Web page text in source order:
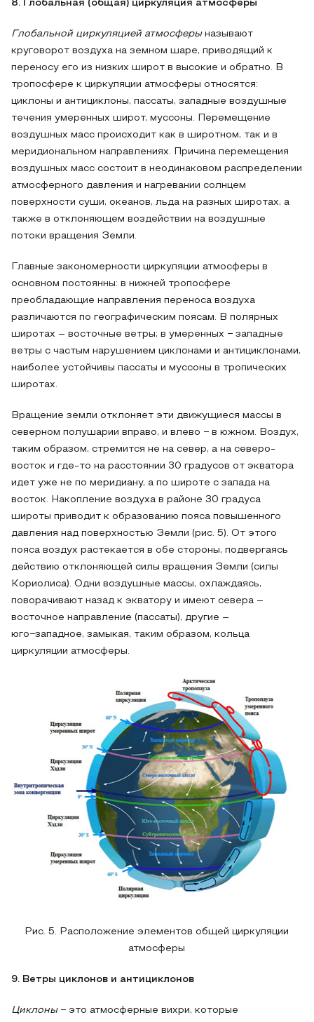
8. Глобальная (общая) циркуляция атмосферы
Глобальной циркуляцией атмосферыназывают
круговорот воздуха на земном шаре, приводящий к
переносу его из низких широт в высокие и обратно. В
тропосфере к циркуляции атмосферы относятся:
циклоны и антициклоны, пассаты, западные воздушные
течения умеренных широт, муссоны. Перемещение
воздушных масс происходит как в широтном, так и в
меридиональном направлениях. Причина перемещения
воздушных масс состоит в неодинаковом распределении
атмосферного давления и нагревании солнцем
поверхности суши, океанов, льда на разных широтах, а
также в отклоняющем воздействии на воздушные
потоки вращения Земли.
Главные закономерности циркуляции атмосферы в
основном постоянны: в нижней тропосфере
преобладающие направления переноса воздуха
различаются по географическим поясам. В полярных
широтах – восточные ветры; в умеренных − западные
ветры с частым нарушением циклонами и антициклонами,
наиболее устойчивы пассаты и муссоны в тропических
широтах.
Вращение земли отклоняет эти движущиеся массы в
северном полушарии вправо, и влево − в южном. Воздух,
таким образом, стремится не на север, а на северо-
восток и где-то на расстоянии 30 градусов от экватора
идет уже не по меридиану, а по широте с запада на
восток. Накопление воздуха в районе 30 градуса
широты приводит к образованию пояса повышенного
давления над поверхностью Земли (рис. 5). От этого
пояса воздух растекается в обе стороны, подвергаясь
действию отклоняющей силы вращения Земли (силы
Кориолиса). Одни воздушные массы, охлаждаясь,
поворачивают назад к экватору и имеют севера –
восточное направление (пассаты), другие –
юго−западное, замыкая, таким образом, кольца
циркуляции атмосферы.
Рис. 5. Расположение элементов общей циркуляции
атмосферы
9. Ветры циклонов и антициклонов
Циклоны − это атмосферные вихри, которые